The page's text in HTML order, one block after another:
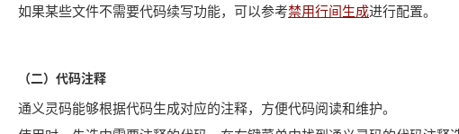
如果某些文件不需要代码续写功能，可以参考禁用行间生成进行配置。
（二）代码注释
通义灵码能够根据代码生成对应的注释，方便代码阅读和维护。